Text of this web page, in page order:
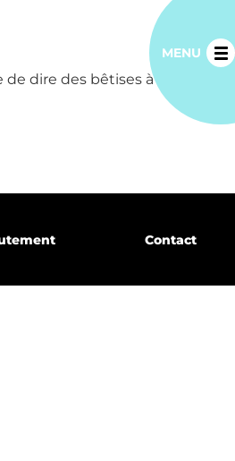
MENU
dire des bêtises à nouveau.
Contact